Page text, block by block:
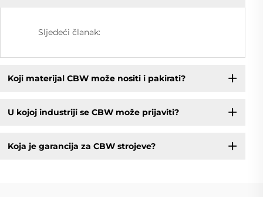
Sljedeći članak:
Koji materijal CBW može nositi i pakirati?
U kojoj industriji se CBW može prijaviti?
Koja je garancija za CBW strojeve?